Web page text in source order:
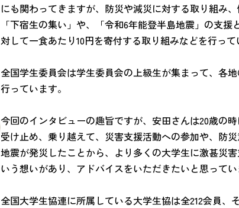
にも関わってきますが、防災や減災に対する取り組み
「下宿生の集い」や、「令和6年能登半島地震」の支
対して一食あたり10円を寄付する取り組みなどを行って
全国学生委員会は学生委員会の上級生が集まって、各
行っています。
今回のインタビューの趣旨ですが、安田さんは20歳の
受け止め、乗り越えて、災害支援活動への参加や、防
地震が発災したことから、より多くの大学生に激甚災
いう想いがあり、アドバイスをいただきたいと思ってい
全国大学生協連に所属している大学生協は全212会員